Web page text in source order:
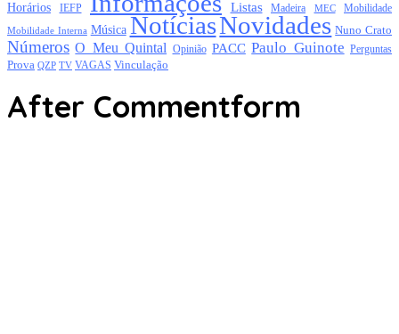
Horários IEFP Listas Madeira MEC Mobilidade
Mobilidade Interna Música NotíciasNovidades Nuno Crato
Números O Meu Quintal Opinião PACC Paulo Guinote Perguntas
Prova QZP TV VAGAS Vinculação
After Commentform